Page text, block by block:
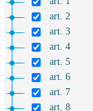
art. 2
art. 3
art. 4
art. 5
art. 6
art. 7
art. 8